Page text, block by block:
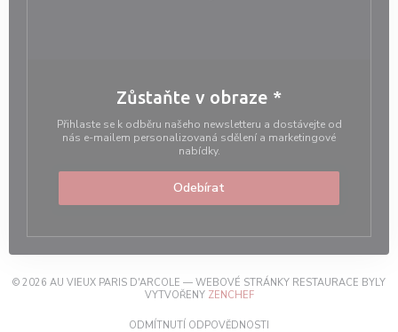
Zůstaňte v obraze *
Přihlaste se k odběru našeho newsletteru a dostávejte od
nás e-mailem personalizovaná sdělení a marketingové
nabídky.
Odebírat
© 2026 AU VIEUX PARIS D'ARCOLE — WEBOVÉ STRÁNKY RESTAURACE BYLY
VYTVOŘENY ZENCHEF((OTEVŘE SE V NOVÉM OKNĚ))
ODMÍTNUTÍ ODPOVĚDNOSTI